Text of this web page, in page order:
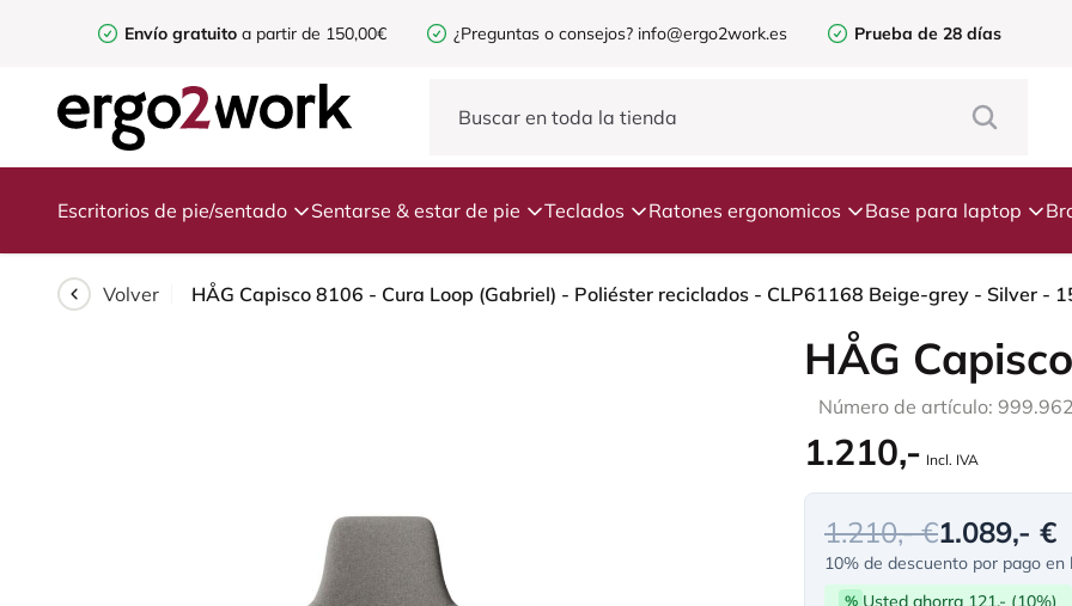
Envío gratuito a partir de 150,00€ ¿Preguntas o consejos? info@ergo2work.es Prueba de 28 días
Escritorios de pie/sentado Sentarse & estar de pie Teclados Ratones ergonomicos Base para laptop
Volver
HÅG
Número de artículo:
1.210,- Incl. IVA
1.210,- €1.089,- €
10% de descuento por pago en
% Usted ahorra 121,- (10%)